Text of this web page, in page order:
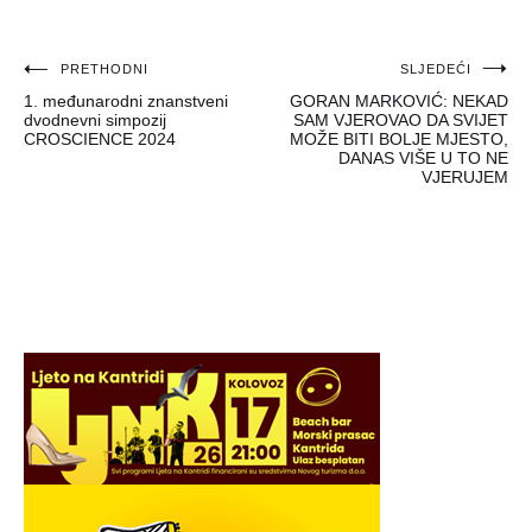
Navigacija
objava
PRETHODNI
1. međunarodni znanstveni
dvodnevni simpozij
CROSCIENCE 2024
SLJEDEĆI
GORAN MARKOVIĆ: NEKAD
SAM VJEROVAO DA SVIJET
MOŽE BITI BOLJE MJESTO,
DANAS VIŠE U TO NE
VJERUJEM